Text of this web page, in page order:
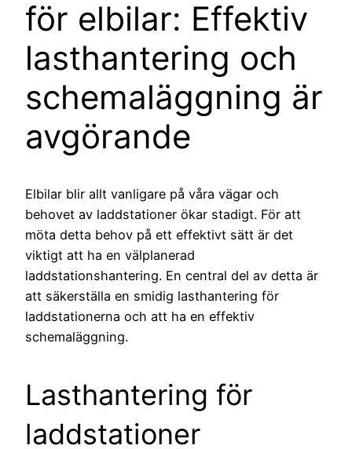
för elbilar: Effektiv
lasthantering och
schemaläggning är
avgörande
Elbilar blir allt vanligare på våra vägar och
behovet av laddstationer ökar stadigt. För att
möta detta behov på ett effektivt sätt är det
viktigt att ha en välplanerad
laddstationshantering. En central del av detta är
att säkerställa en smidig lasthantering för
laddstationerna och att ha en effektiv
schemaläggning.
Lasthantering för
laddstationer